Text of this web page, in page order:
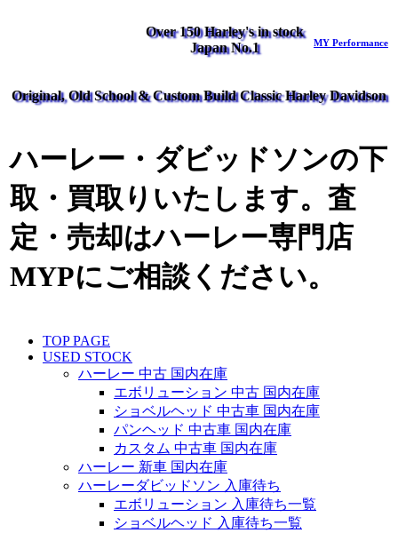
Over 150 Harley's in stock
Japan No.1
MY Performance
Original, Old School & Custom Build Classic Harley Davidson
ハーレー・ダビッドソンの下
取・買取りいたします。査
定・売却はハーレー専門店
MYPにご相談ください。
TOP PAGE
USED STOCK
ハーレー 中古 国内在庫
エボリューション 中古 国内在庫
ショベルヘッド 中古車 国内在庫
パンヘッド 中古車 国内在庫
カスタム 中古車 国内在庫
ハーレー 新車 国内在庫
ハーレーダビッドソン 入庫待ち
エボリューション 入庫待ち一覧
ショベルヘッド 入庫待ち一覧